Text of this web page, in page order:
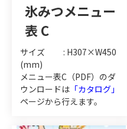
氷みつメニュー
表 C
サイズ : H307×W450
(mm)
メニュー表C（PDF）のダ
ウンロードは 「カタログ」
ページから行えます。